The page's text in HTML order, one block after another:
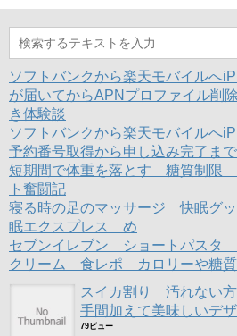
ソフトバンクから楽天モバイルへ
が届いてからAPNプロファイル削
き体験談
ソフトバンクから楽天モバイルへ
予約番号取得から申し込み完了ま
短期間で体重を落とす 糖質制
ト奮闘記
寝る時の足のマッサージ 快眠グ
眠エクスプレス め
セブンイレブン ショートパスタ
クリーム 食レポ カロリーや糖質
スイカ割り 汚れない
手間加えて美味しいデ
79ビュー